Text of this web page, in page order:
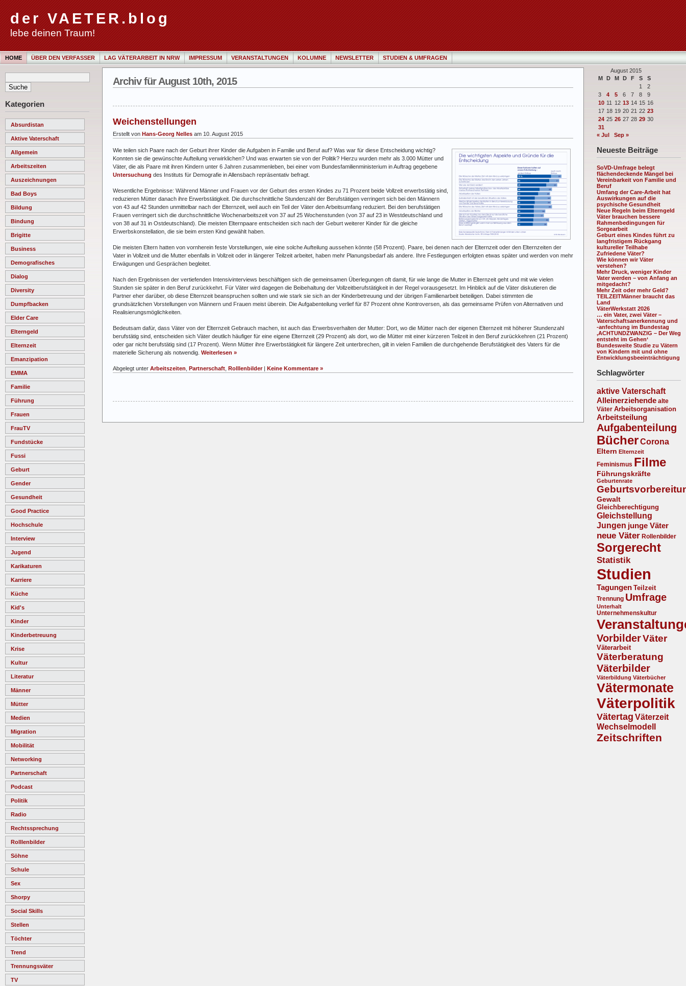
der VAETER.blog
lebe deinen Traum!
HOME ÜBER DEN VERFASSER LAG VÄTERARBEIT IN NRW IMPRESSUM VERANSTALTUNGEN KOLUMNE NEWSLETTER STUDIEN & UMFRAGEN
Kategorien
Absurdistan
Aktive Vaterschaft
Allgemein
Arbeitszeiten
Auszeichnungen
Bad Boys
Bildung
Bindung
Brigitte
Business
Demografisches
Dialog
Diversity
Dumpfbacken
Elder Care
Elterngeld
Elternzeit
Emanzipation
EMMA
Familie
Führung
Frauen
FrauTV
Fundstücke
Fussi
Geburt
Gender
Gesundheit
Good Practice
Hochschule
Interview
Jugend
Karikaturen
Karriere
Küche
Kid's
Kinder
Kinderbetreuung
Krise
Kultur
Literatur
Männer
Mütter
Medien
Migration
Mobilität
Networking
Partnerschaft
Podcast
Politik
Radio
Rechtssprechung
Rolllenbilder
Söhne
Schule
Sex
Shorpy
Social Skills
Stellen
Töchter
Trend
Trennungsväter
TV
August 2015
M D M D F S
S
1
2
3
4 5 6 7 8
9
10 11 12 13 14 15 16
17 18 19 20 21 22 23
24 25 26 27 28 29 30
31
« Jul
Sep »
Neueste Beiträge
SoVD-Umfrage belegt
flächendeckende Mängel bei
Vereinbarkeit von Familie und
Beruf
Umfang der Care-Arbeit hat
Auswirkungen auf die
psychische Gesundheit
Neue Regeln beim Elterngeld
Väter brauchen bessere
Rahmenbedingungen für
Sorgearbeit
Geburt eines Kindes führt zu
langfristigem Rückgang
kultureller Teilhabe
Zufriedene Väter?
Wie können wir Väter
verstehen?
Mehr Druck, weniger Kinder
Vater werden – von Anfang an
mitgedacht?
Mehr Zeit oder mehr Geld?
TEILZEITMänner braucht das
Land
VäterWerkstatt 2026
… ein Vater, zwei Väter –
Vaterschaftsanerkennung und
-anfechtung im Bundestag
‚ACHTUNDZWANZIG – Der Weg
entsteht im Gehen‘
Bundesweite Studie zu Vätern
von Kindern mit und ohne
Entwicklungsbeeinträchtigung
Schlagwörter
aktive Vaterschaft
Alleinerziehende alte
Väter Arbeitsorganisation
Arbeitsteilung
Aufgabenteilung
BücherCorona
Eltern Elternzeit
Feminismus Filme
Führungskräfte
Geburtenrate
Gewalt
Gleichberechtigung
Gleichstellung
Jungen junge Väter
neue Väter Rollenbilder
Sorgerecht
Statistik
Studien
Tagungen Teilzeit
Trennung Umfrage
Unterhalt
Unternehmenskultur
VorbilderVäter
Väterarbeit
Väterberatung
Väterbilder
Väterbildung Väterbücher
Vätermonate
Väterpolitik
Vätertag Väterzeit
Wechselmodell
Zeitschriften
Archiv für August 10th, 2015
Weichenstellungen
Erstellt von Hans-Georg Nelles am 10. August 2015
Wie teilen sich Paare nach der Geburt ihrer Kinder die Aufgaben in Familie und Beruf auf? Was war für diese Entscheidung wichtig?
Konnten sie die gewünschte Aufteilung verwirklichen? Und was erwarten sie von der Politik? Hierzu wurden mehr als 3.000 Mütter und
Väter, die als Paare mit ihren Kindern unter 6 Jahren zusammenleben, bei einer vom Bundesfamilienministerium in Auftrag gegebene
Untersuchung des Instituts für Demografie in Allensbach repräsentativ befragt.
Wesentliche Ergebnisse: Während Männer und Frauen vor der Geburt des ersten Kindes zu 71 Prozent beide Vollzeit erwerbstätig sind,
reduzieren Mütter danach ihre Erwerbstätigkeit. Die durchschnittliche Stundenzahl der Berufstätigen verringert sich bei den Männern
von 43 auf 42 Stunden unmittelbar nach der Elternzeit, weil auch ein Teil der Väter den Arbeitsumfang reduziert. Bei den berufstätigen
Frauen verringert sich die durchschnittliche Wochenarbeitszeit von 37 auf 25 Wochenstunden (von 37 auf 23 in Westdeutschland und
von 38 auf 31 in Ostdeutschland). Die meisten Elternpaare entscheiden sich nach der Geburt weiterer Kinder für die gleiche
Erwerbskonstellation, die sie beim ersten Kind gewählt haben.
Die meisten Eltern hatten von vornherein feste Vorstellungen, wie eine solche Aufteilung aussehen könnte (58 Prozent). Paare, bei denen nach der Elternzeit oder den Elternzeiten der
Vater in Vollzeit und die Mutter ebenfalls in Vollzeit oder in längerer Teilzeit arbeitet, haben mehr Planungsbedarf als andere. Ihre Festlegungen erfolgten etwas später und werden von mehr
Erwägungen und Gesprächen begleitet.
Nach den Ergebnissen der vertiefenden Intensivinterviews beschäftigen sich die gemeinsamen Überlegungen oft damit, für wie lange die Mutter in Elternzeit geht und mit wie vielen
Stunden sie später in den Beruf zurückkehrt. Für Väter wird dagegen die Beibehaltung der Vollzeitberufstätigkeit in der Regel vorausgesetzt. Im Hinblick auf die Väter diskutieren die
Partner eher darüber, ob diese Elternzeit beanspruchen sollten und wie stark sie sich an der Kinderbetreuung und der übrigen Familienarbeit beteiligen. Dabei stimmten die
grundsätzlichen Vorstellungen von Männern und Frauen meist überein. Die Aufgabenteilung verlief für 87 Prozent ohne Kontroversen, als das gemeinsame Prüfen von Alternativen und
Realisierungsmöglichkeiten.
Bedeutsam dafür, dass Väter von der Elternzeit Gebrauch machen, ist auch das Erwerbsverhalten der Mutter: Dort, wo die Mütter nach der eigenen Elternzeit mit höherer Stundenzahl
berufstätig sind, entscheiden sich Väter deutlich häufiger für eine eigene Elternzeit (29 Prozent) als dort, wo die Mütter mit einer kürzeren Teilzeit in den Beruf zurückkehren (21 Prozent)
oder gar nicht berufstätig sind (17 Prozent). Wenn Mütter ihre Erwerbstätigkeit für längere Zeit unterbrechen, gilt in vielen Familien die durchgehende Berufstätigkeit des Vaters für die
materielle Sicherung als notwendig. Weiterlesen »
Abgelegt unter Arbeitszeiten Partnerschaft Rolllenbilder| Keine Kommentare »